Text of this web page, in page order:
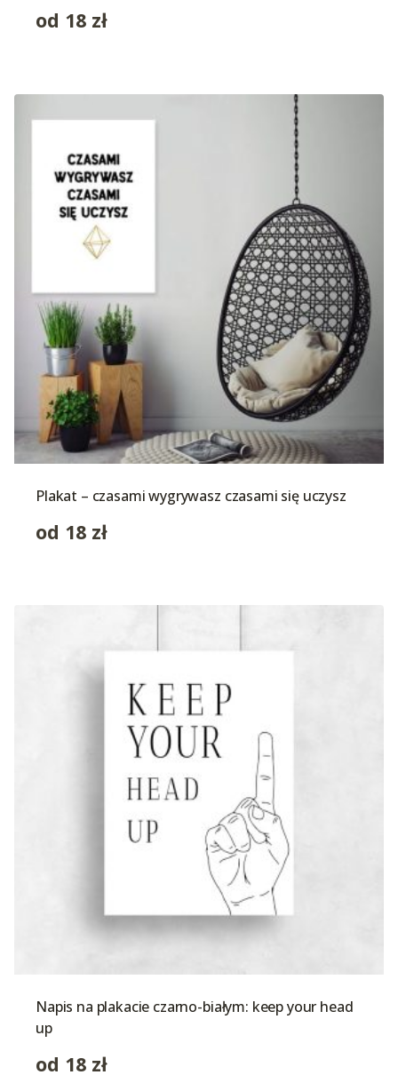
od 18 zł
Plakat – czasami wygrywasz czasami się uczysz
od 18 zł
Napis na plakacie czarno-białym: keep your head
up
od 18 zł